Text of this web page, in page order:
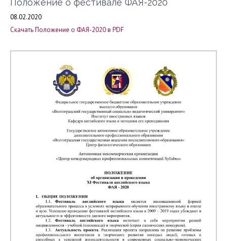
Положение о фестивале ФАЯ-2020
08.02.2020
Скачать Положение о ФАЯ-2020 в PDF